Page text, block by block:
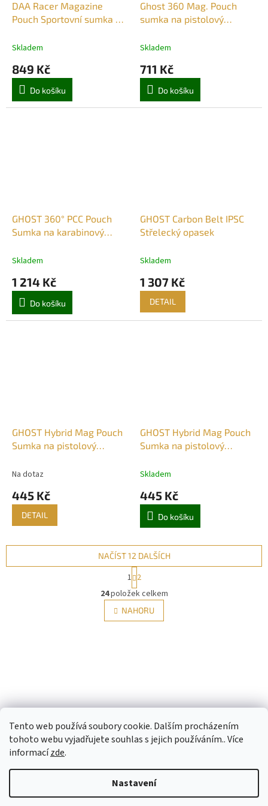
Tento web používá soubory cookie. Dalším procházením
tohoto webu vyjadřujete souhlas s jejich používáním.. Více
informacízde.
Nastavení
DAA Racer Magazine
Pouch Sportovní sumka na
Skladem
849 Kč
Do košíku
Ghost 360 Mag. Pouch
sumka na pistolový
Skladem
711 Kč
Do košíku
GHOST 360° PCC Pouch
Sumka na karabinový
Skladem
1 214 Kč
Do košíku
GHOST Carbon Belt IPSC
Střelecký opasek
Skladem
1 307 Kč
DETAIL
GHOST Hybrid Mag Pouch
Sumka na pistolový
Na dotaz
445 Kč
DETAIL
GHOST Hybrid Mag Pouch
Sumka na pistolový
Skladem
445 Kč
Do košíku
O
v
l
á
v
y
v
i
s
NAČÍST 12 DALŠÍCH
t
r
á
n
k
1 2
24položek celkem
NAHORU
Z
Vytvořil Shoptet